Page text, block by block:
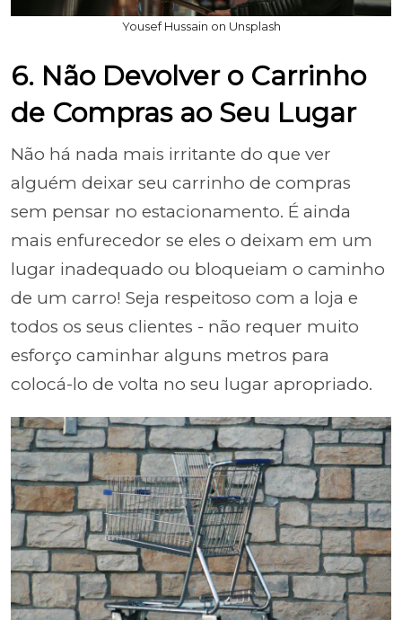
Yousef Hussain on Unsplash
6. Não Devolver o Carrinho
de Compras ao Seu Lugar
Não há nada mais irritante do que ver
alguém deixar seu carrinho de compras
sem pensar no estacionamento. É ainda
mais enfurecedor se eles o deixam em um
lugar inadequado ou bloqueiam o caminho
de um carro! Seja respeitoso com a loja e
todos os seus clientes - não requer muito
esforço caminhar alguns metros para
colocá-lo de volta no seu lugar apropriado.